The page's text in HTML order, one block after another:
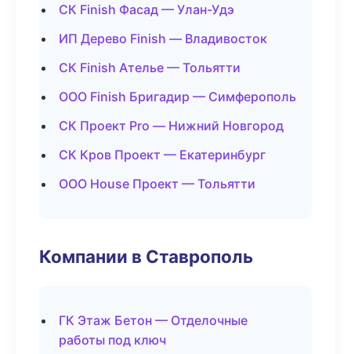
СК Finish Фасад — Улан-Удэ
ИП Дерево Finish — Владивосток
СК Finish Ателье — Тольятти
ООО Finish Бригадир — Симферополь
СК Проект Pro — Нижний Новгород
СК Кров Проект — Екатеринбург
ООО House Проект — Тольятти
Компании в Ставрополь
ГК Этаж Бетон — Отделочные
работы под ключ